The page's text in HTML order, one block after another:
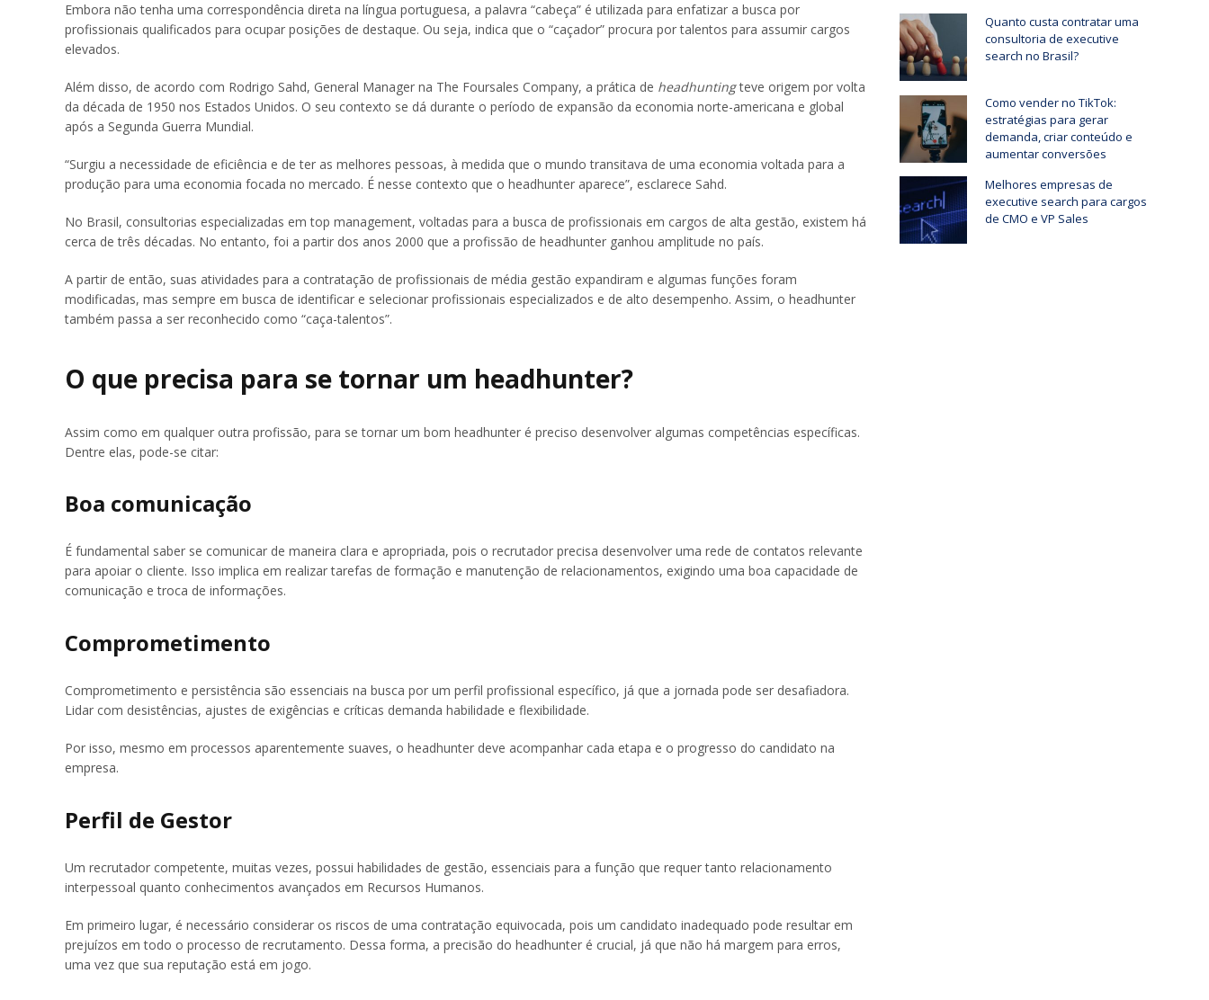
Embora não tenha uma correspondência direta na língua portuguesa, a palavra “cabeça” é utilizada para enfatizar a busca por
profissionais qualificados para ocupar posições de destaque. Ou seja, indica que o “caçador” procura por talentos para assumir cargos
elevados.
Além disso, de acordo com Rodrigo Sahd, General Manager na The Foursales Company, a prática de headhuntingteve origem por volta
da década de 1950 nos Estados Unidos. O seu contexto se dá durante o período de expansão da economia norte-americana e global
após a Segunda Guerra Mundial.
“Surgiu a necessidade de eficiência e de ter as melhores pessoas, à medida que o mundo transitava de uma economia voltada para a
produção para uma economia focada no mercado. É nesse contexto que o headhunter aparece”, esclarece Sahd.
No Brasil, consultorias especializadas em top management, voltadas para a busca de profissionais em cargos de alta gestão, existem há
cerca de três décadas. No entanto, foi a partir dos anos 2000 que a profissão de headhunter ganhou amplitude no país.
A partir de então, suas atividades para a contratação de profissionais de média gestão expandiram e algumas funções foram
modificadas, mas sempre em busca de identificar e selecionar profissionais especializados e de alto desempenho. Assim, o headhunter
também passa a ser reconhecido como “caça-talentos”.
O que precisa para se tornar um headhunter?
Assim como em qualquer outra profissão, para se tornar um bom headhunter é preciso desenvolver algumas competências específicas.
Dentre elas, pode-se citar:
Boa comunicação
É fundamental saber se comunicar de maneira clara e apropriada, pois o recrutador precisa desenvolver uma rede de contatos relevante
para apoiar o cliente. Isso implica em realizar tarefas de formação e manutenção de relacionamentos, exigindo uma boa capacidade de
comunicação e troca de informações.
Comprometimento
Comprometimento e persistência são essenciais na busca por um perfil profissional específico, já que a jornada pode ser desafiadora.
Lidar com desistências, ajustes de exigências e críticas demanda habilidade e flexibilidade.
Por isso, mesmo em processos aparentemente suaves, o headhunter deve acompanhar cada etapa e o progresso do candidato na
empresa.
Perfil de Gestor
Um recrutador competente, muitas vezes, possui habilidades de gestão, essenciais para a função que requer tanto relacionamento
interpessoal quanto conhecimentos avançados em Recursos Humanos.
Em primeiro lugar, é necessário considerar os riscos de uma contratação equivocada, pois um candidato inadequado pode resultar em
prejuízos em todo o processo de recrutamento. Dessa forma, a precisão do headhunter é crucial, já que não há margem para erros,
uma vez que sua reputação está em jogo.
Quanto custa contratar uma
consultoria de executive
search no Brasil?
Como vender no TikTok:
estratégias para gerar
demanda, criar conteúdo e
aumentar conversões
Melhores empresas de
executive search para cargos
de CMO e VP Sales